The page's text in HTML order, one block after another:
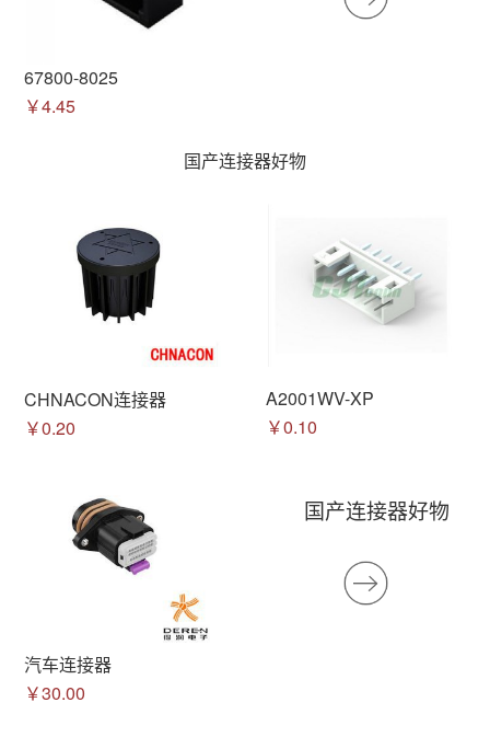
67800-8025
￥4.45
国产连接器好物
CHNACON连接器
￥0.20
A2001WV-XP
￥0.10
汽车连接器
￥30.00
国产连接器好物